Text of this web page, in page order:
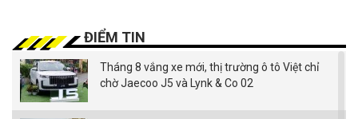
ĐIỂM TIN
Tháng 8 vắng xe mới, thị trường ô tô Việt chỉ
chờ Jaecoo J5 và Lynk & Co 02